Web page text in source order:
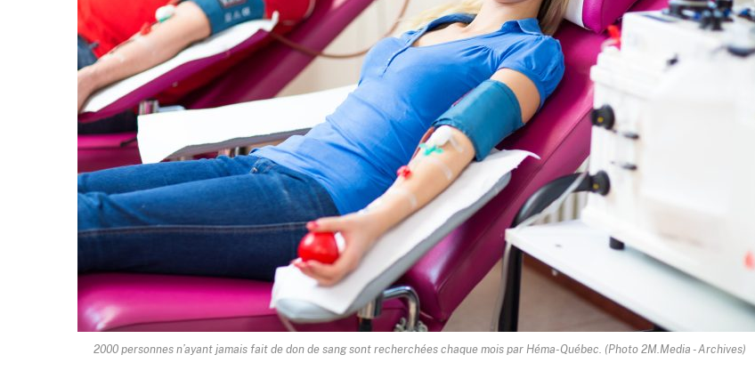
2000 personnes n’ayant jamais fait de don de sang sont recherchées chaque mois par Héma-Québec. (Photo 2M.Media - Archives)